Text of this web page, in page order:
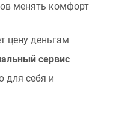
менять комфорт
цену деньгам
сервис
для себя и